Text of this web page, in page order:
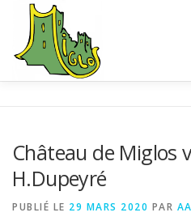
contenu
L’ASSOCIATION
Château de Miglos
H.Dupeyré
PUBLIÉ LE 29 MARS 2020 PAR